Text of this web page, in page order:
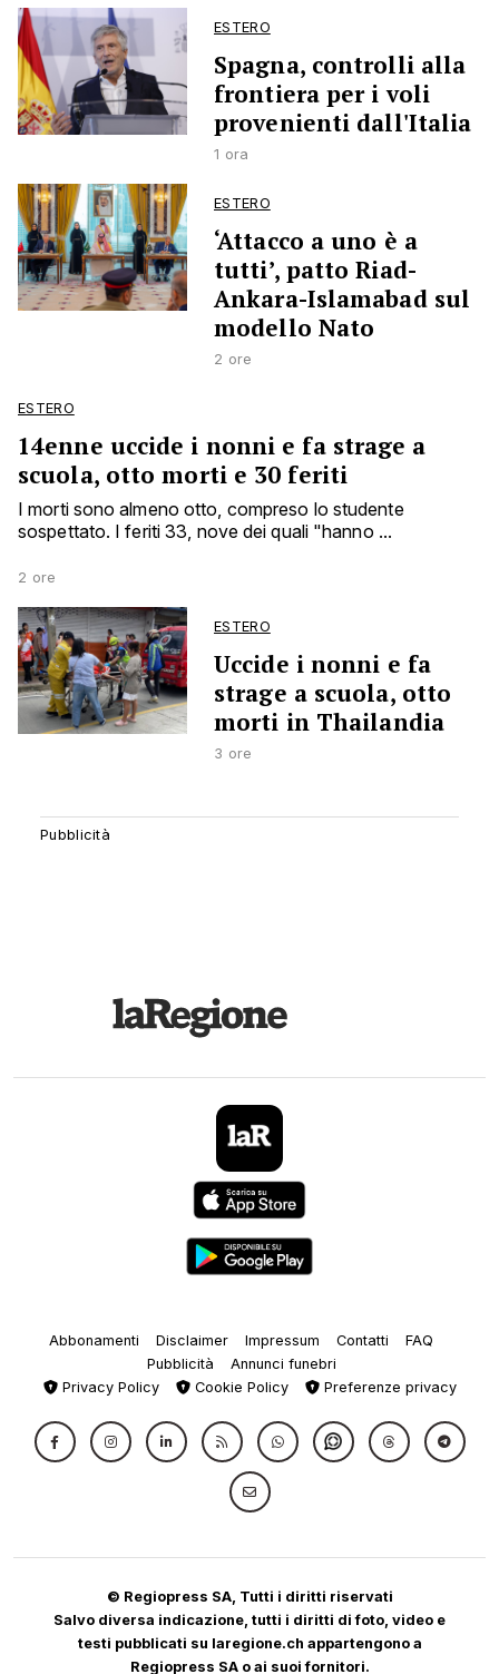
ESTERO
Spagna, controlli alla
frontiera per i voli
provenienti dall'Italia
1 ora
ESTERO
‘Attacco a uno è a
tutti’, patto Riad-
Ankara-Islamabad sul
modello Nato
2 ore
ESTERO
14enne uccide i nonni e fa strage a
scuola, otto morti e 30 feriti
I morti sono almeno otto, compreso lo studente
sospettato. I feriti 33, nove dei quali "hanno ...
2 ore
ESTERO
Uccide i nonni e fa
strage a scuola, otto
morti in Thailandia
3 ore
Abbonamenti Disclaimer Impressum Contatti
FAQ
Pubblicità
Annunci funebri
Privacy Policy
Cookie Policy Preferenze privacy
© Regiopress SA, Tutti i diritti riservati
Salvo diversa indicazione, tutti i diritti di foto, video e
testi pubblicati su laregione.ch appartengono a
Regiopress SA o ai suoi fornitori.